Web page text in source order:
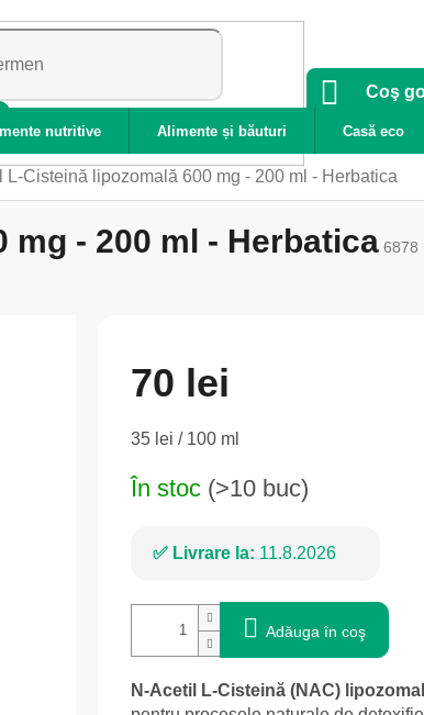
COŞ
Coş
nutritive Alimente și băuturi Casă eco
L-Cisteină lipozomală 600 mg - 200 ml - Herbatica
mg - 200 ml - Herbatica 6878
70 lei
Evaluare
35 lei / 100 ml
În stoc (>10 buc)
Livrare la: 11.8.2026
Adăuga în coş
N-Acetil L-Cisteină (NAC)